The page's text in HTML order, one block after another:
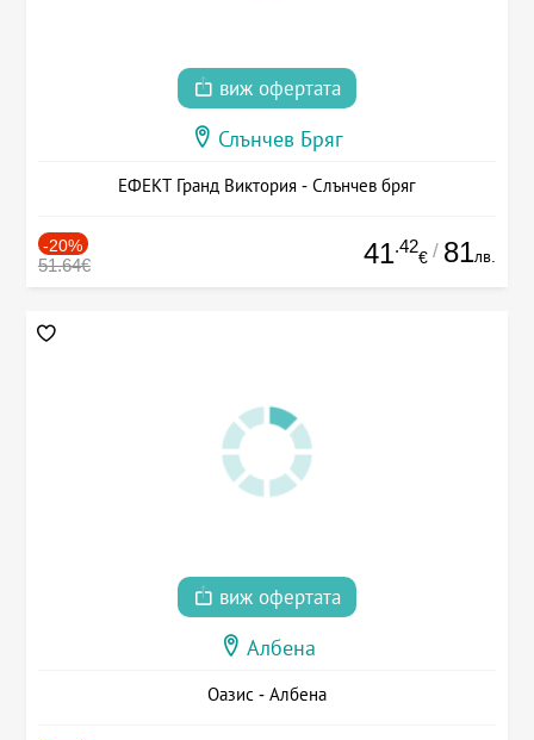
виж офертата
Слънчев Бряг
ЕФЕКТ Гранд Виктория - Слънчев бряг
-20%
51.64€ 41.42
€ / 81лв.
виж офертата
Албена
Оазис - Албена